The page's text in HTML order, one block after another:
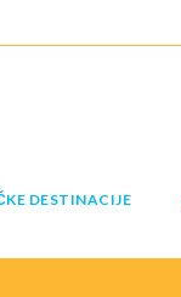
DESTINACIJE